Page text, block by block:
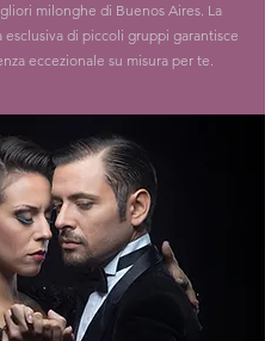
milonghe di Buenos Aires. La
esclusiva di piccoli gruppi garantisce
eccezionale su misura per te.